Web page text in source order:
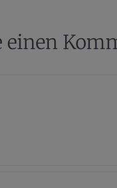
einen